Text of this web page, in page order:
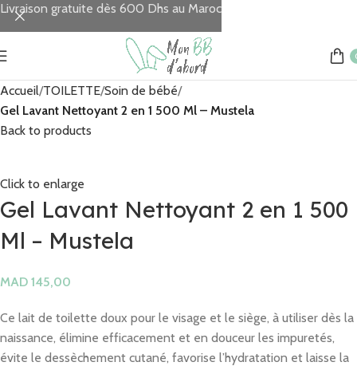
Accueil TOILETTE Soin de bébé
Gel Lavant Nettoyant 2 en 1 500 Ml – Mustela
Back to products
Click to enlarge
Gel Lavant Nettoyant 2 en 1 500
Ml – Mustela
MAD
Ce lait de toilette doux pour le visage et le siège, à utiliser dès la
naissance, élimine efficacement et en douceur les impuretés,
évite le dessèchement cutané, favorise l’hydratation et laisse la
Livraison gratuite dès 600 Dhs au Maroc